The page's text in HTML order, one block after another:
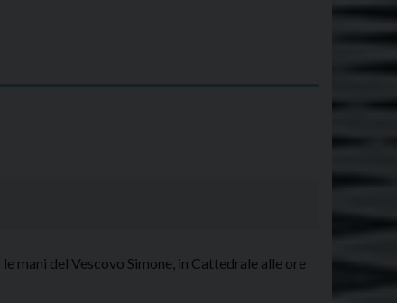
mani del Vescovo Simone, in Cattedrale alle ore